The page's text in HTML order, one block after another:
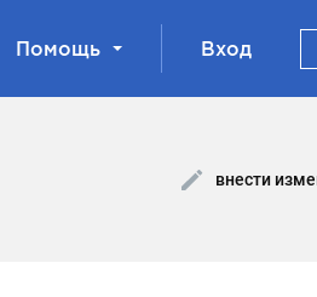
Помощь Вход
внести